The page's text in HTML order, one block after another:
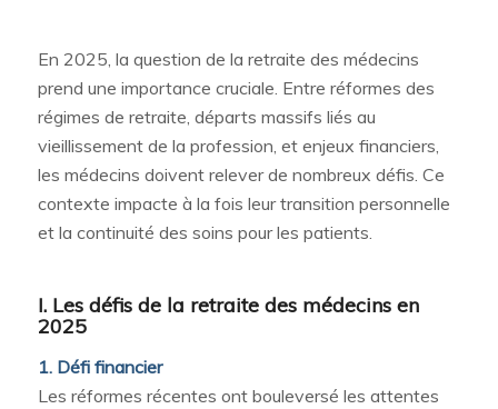
En 2025, la question de la retraite des médecins
prend une importance cruciale. Entre réformes des
régimes de retraite, départs massifs liés au
vieillissement de la profession, et enjeux financiers,
les médecins doivent relever de nombreux défis. Ce
contexte impacte à la fois leur transition personnelle
et la continuité des soins pour les patients.
I. Les défis de la retraite des médecins en
2025
1. Défi financier
Les réformes récentes ont bouleversé les attentes